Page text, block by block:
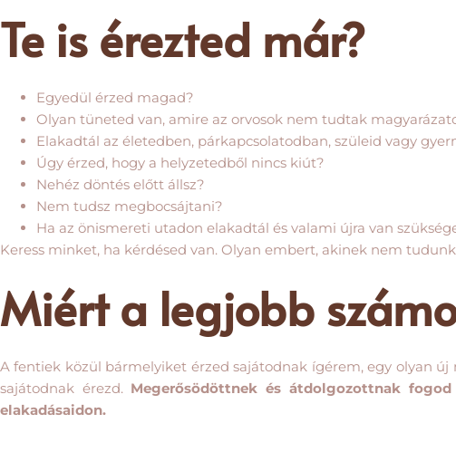
Te is érezted már?
Egyedül érzed magad?
Olyan tüneted van, amire az orvosok nem tudtak
Elakadtál az életedben, párkapcsolatodban, szüleid vagy
Úgy érzed, hogy a helyzetedből nincs kiút?
Nehéz döntés előtt állsz?
Nem tudsz megbocsájtani?
Ha az önismereti utadon elakadtál és valami újra van
Keress minket, ha kérdésed van. Olyan embert, akinek nem
Miért a legjobb
A fentiek közül bármelyiket érzed sajátodnak ígérem, egy olyan
sajátodnak érezd. Megerősödöttnek és átdolgozottnak
elakadásaidon.